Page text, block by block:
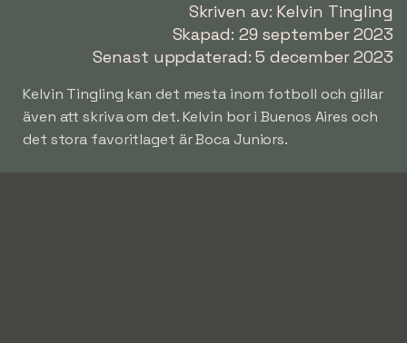
Skriven av: Kelvin Tingling
Skapad: 29 september 2023
Senast uppdaterad: 5 december 2023
Kelvin Tingling kan det mesta inom fotboll och gillar
även att skriva om det. Kelvin bor i Buenos Aires och
det stora favoritlaget är Boca Juniors.